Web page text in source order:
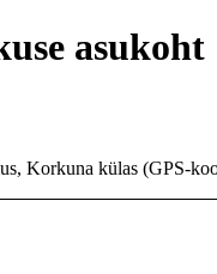
asukoht
Korkuna külas (GPS-